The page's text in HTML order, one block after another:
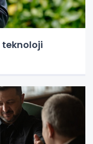
teknoloji